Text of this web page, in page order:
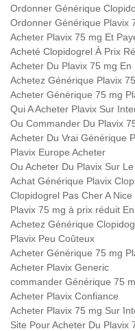
Ordonner Générique
Ordonner Générique Plavix
Acheter Plavix 75 mg Et
Acheté Clopidogrel À Prix
Acheter Du Plavix 75 mg En
Achetez Générique Plavix
Acheter Générique 75 mg
Qui A Acheter Plavix Sur
Ou Commander Du Plavix
Acheter Du Vrai Générique
Plavix Europe Acheter
Ou Acheter Du Plavix Sur
Achat Générique Plavix
Clopidogrel Pas Cher A Nice
Plavix 75 mg à prix réduit
Achetez Générique
Plavix Peu Coûteux
Acheter Générique 75 mg
Acheter Plavix Generic
commander Générique 75
Acheter Plavix Confiance
Acheter Plavix 75 mg Sur
Site Pour Acheter Du Plavix